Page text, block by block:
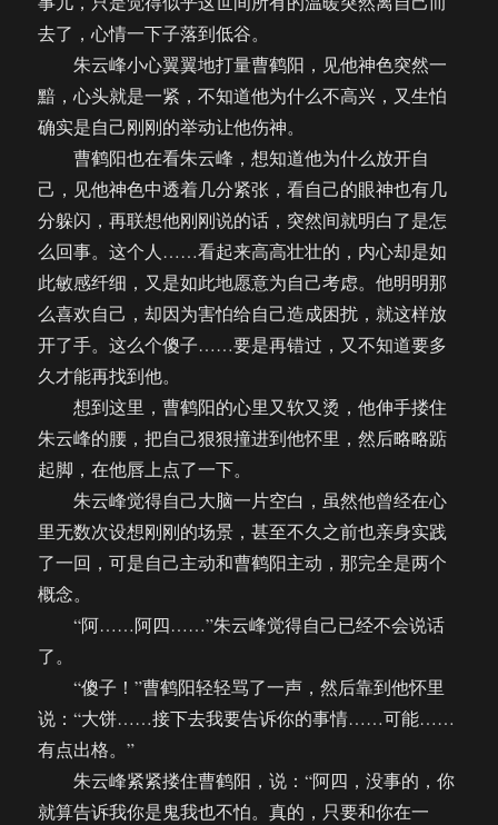
去了，心情一下子落到低谷。
朱云峰小心翼翼地打量曹鹤阳，见他神色突然一
黯，心头就是一紧，不知道他为什么不高兴，又生怕
确实是自己刚刚的举动让他伤神。
曹鹤阳也在看朱云峰，想知道他为什么放开自
己，见他神色中透着几分紧张，看自己的眼神也有几
分躲闪，再联想他刚刚说的话，突然间就明白了是怎
么回事。这个人……看起来高高壮壮的，内心却是如
此敏感纤细，又是如此地愿意为自己考虑。他明明那
么喜欢自己，却因为害怕给自己造成困扰，就这样放
开了手。这么个傻子……要是再错过，又不知道要多
久才能再找到他。
想到这里，曹鹤阳的心里又软又烫，他伸手搂住
朱云峰的腰，把自己狠狠撞进到他怀里，然后略略踮
起脚，在他唇上点了一下。
朱云峰觉得自己大脑一片空白，虽然他曾经在心
里无数次设想刚刚的场景，甚至不久之前也亲身实践
了一回，可是自己主动和曹鹤阳主动，那完全是两个
概念。
“阿……阿四……”朱云峰觉得自己已经不会说话
了。
“傻子！”曹鹤阳轻轻骂了一声，然后靠到他怀里
说：“大饼……接下去我要告诉你的事情……可能……
有点出格。”
朱云峰紧紧搂住曹鹤阳，说：“阿四，没事的，你
就算告诉我你是鬼我也不怕。真的，只要和你在一